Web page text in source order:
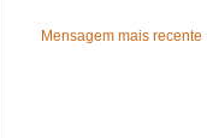
Mensagem mais recente